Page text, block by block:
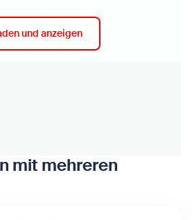
und anzeigen
mit mehreren